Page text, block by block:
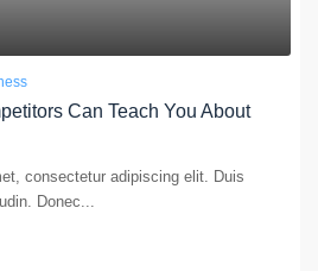
Can Teach You About
consectetur adipiscing elit. Duis
Donec...